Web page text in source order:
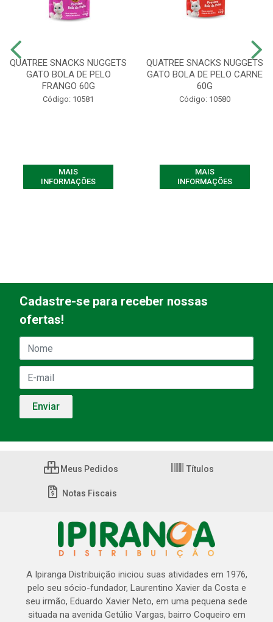
QUATREE SNACKS NUGGETS
GATO BOLA DE PELO
FRANGO 60G
Código: 10581
MAIS
INFORMAÇÕES
QUATREE SNACKS NUGGETS
GATO BOLA DE PELO CARNE
60G
Código: 10580
MAIS
INFORMAÇÕES
Cadastre-se para receber nossas
ofertas!
Meus Pedidos Títulos
Notas Fiscais
A Ipiranga Distribuição iniciou suas atividades em 1976,
pelo seu sócio-fundador, Laurentino Xavier da Costa e
seu irmão, Eduardo Xavier Neto, em uma pequena sede
situada na avenida Getúlio Vargas, bairro Coqueiro em